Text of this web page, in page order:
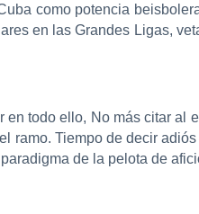
como potencia
en las Grandes Ligas,
todo ello, No más citar
ramo. Tiempo de decir
de la pelota de